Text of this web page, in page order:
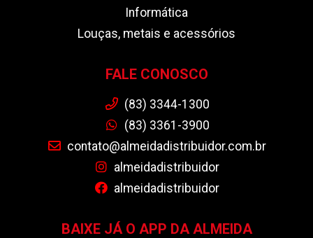
Informática
Louças, metais e acessórios
FALE CONOSCO
(83) 3344-1300
(83) 3361-3900
contato@almeidadistribuidor.com.br
almeidadistribuidor
almeidadistribuidor
BAIXE JÁ O APP DA ALMEIDA